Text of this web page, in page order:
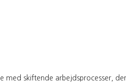
med skiftende arbejdsprocesser,